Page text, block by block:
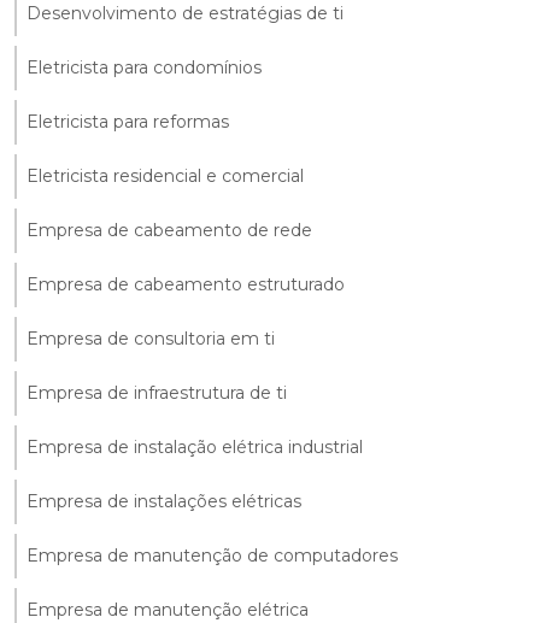
Desenvolvimento de estratégias de ti
Eletricista para condomínios
Eletricista para reformas
Eletricista residencial e comercial
Empresa de cabeamento de rede
Empresa de cabeamento estruturado
Empresa de consultoria em ti
Empresa de infraestrutura de ti
Empresa de instalação elétrica industrial
Empresa de instalações elétricas
Empresa de manutenção de computadores
Empresa de manutenção elétrica